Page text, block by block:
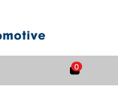
0